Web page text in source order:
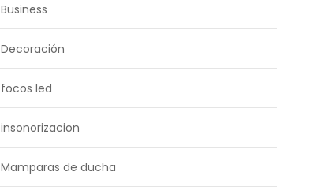
Business
Decoración
focos led
insonorizacion
Mamparas de ducha